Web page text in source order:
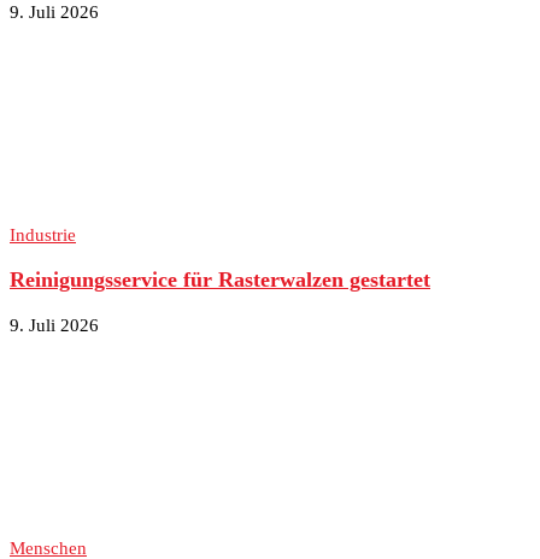
9. Juli 2026
Industrie
Reinigungsservice für Rasterwalzen gestartet
9. Juli 2026
Menschen